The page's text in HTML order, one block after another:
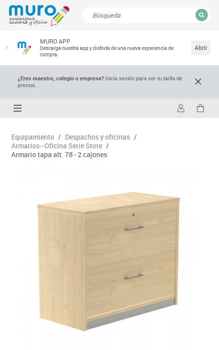
MURO APP
Descarga nuestra app y disfruta de una nueva experiencia de
compra.
Abrir
¿Eres maestro, colegio o empresa?Inicia sesión para ver tu tarifa de
precios.
Equipamiento / Despachos y oficinas /
Armarios~Oficina Serie Store /
Armario tapa alt. 78 - 2 cajones